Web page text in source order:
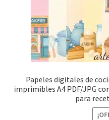
Papeles digitales de
imprimibles A4 PDF/JPG
para